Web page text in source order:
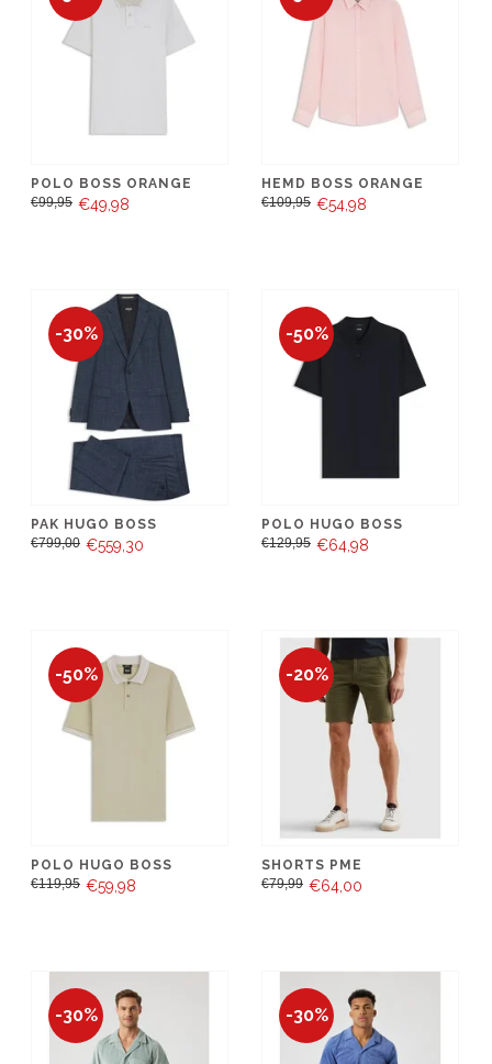
POLO BOSS ORANGE
€99,95 €49,98
HEMD BOSS ORANGE
€109,95 €54,98
-30%
PAK HUGO BOSS
€799,00 €559,30
-50%
POLO HUGO BOSS
€129,95 €64,98
-50%
POLO HUGO BOSS
€119,95 €59,98
-20%
SHORTS PME
€79,99 €64,00
-30% -30%